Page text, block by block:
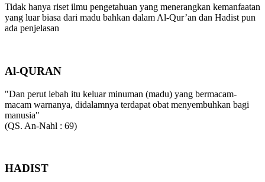
Tidak hanya riset ilmu pengetahuan yang menerangkan kemanfaatan
yang luar biasa dari madu bahkan dalam Al-Qur’an dan Hadist pun
ada penjelasan
Al-QURAN
"Dan perut lebah itu keluar minuman (madu) yang bermacam-
macam warnanya, didalamnya terdapat obat menyembuhkan bagi
manusia"
(QS. An-Nahl : 69)
HADIST